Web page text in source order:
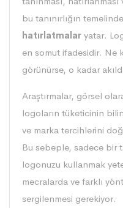
bu tanınırlığın
hatırlatmalar yatar.
en somut ifadesidir. Ne
görünürse, o kadar
Araştırmalar, görsel
logoların tüketicinin
ve marka tercihlerini
Bu sebeple, sadece bir
logonuzu kullanmak
mecralarda ve farklı
sergilenmesi gerekiyor.